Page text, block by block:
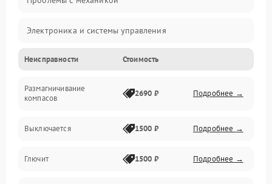
Электроника и системы управления
Проблемы с сигналом
Двигатели и силовая установка
Неисправности Стоимость
Размагничивание
компасов
2690 ₽ Подробнее →
Выключается 1500 ₽ Подробнее →
Глючит 1500 ₽ Подробнее →